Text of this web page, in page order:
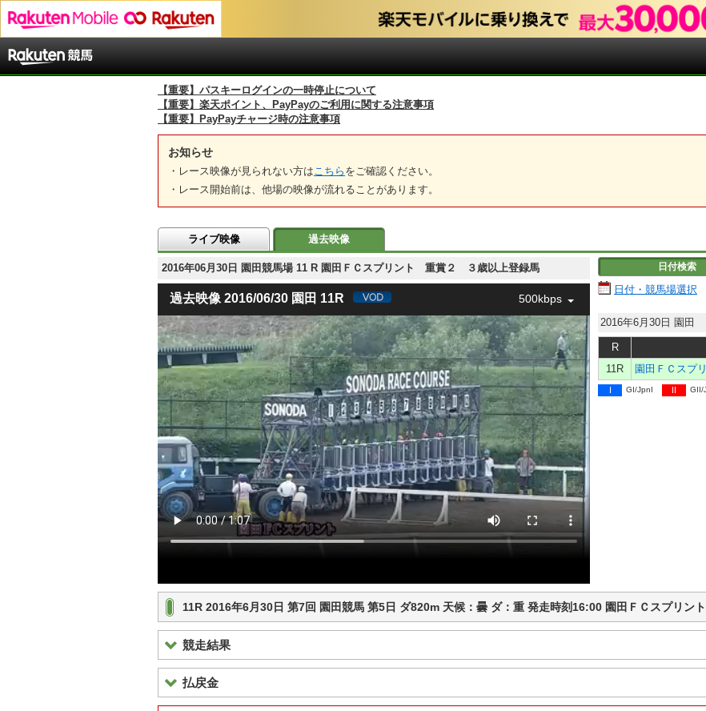
【重要】パスキーログインの一時停止について
【重要】楽天ポイント、PayPayのご利用に関する注意事項
【重要】PayPayチャージ時の注意事項
お知らせ
・レース映像が見られない方は こちら をご確認ください。
・レース開始前は、他場の映像が流れることがあります。
ライブ映像 過去映像
2016年06月30日 園田競馬場 11 R 園田ＦＣスプリント 重賞２ ３歳以上登録馬
過去映像 2016/06/30 園田 11R 500kbps
日付検索
日付・競馬場選択
2016年6月30日 園田
R
11R
園田ＦＣスプ
I GI/JpnI II GII/
11R 2016年6月30日 第7回 園田競馬 第5日 ダ820m 天候：曇 ダ：重 発走時刻16:00 園田ＦＣスプリ
競走結果
払戻金